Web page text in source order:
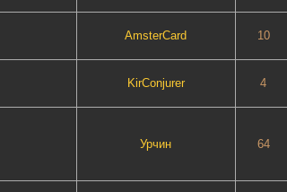
AmsterCard 10
KirConjurer 4
Урчин 64